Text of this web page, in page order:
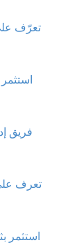
تعرّف
فريق
تعرف
استثمر